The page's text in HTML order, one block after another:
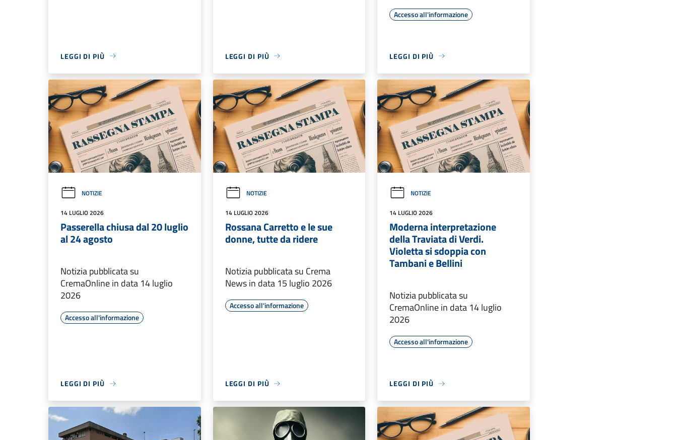
LEGGI DI PIÙ LEGGI DI PIÙ
Accesso all'informazione
LEGGI DI PIÙ
NOTIZIE
14 LUGLIO 2026
Passerella chiusa dal 20 luglio
al 24 agosto
Notizia pubblicata su
CremaOnline in data 14 luglio
2026
Accesso all'informazione
LEGGI DI PIÙ
NOTIZIE
14 LUGLIO 2026
Rossana Carretto e le sue
donne, tutte da ridere
Notizia pubblicata su Crema
News in data 15 luglio 2026
Accesso all'informazione
LEGGI DI PIÙ
NOTIZIE
14 LUGLIO 2026
Moderna interpretazione
della Traviata di Verdi.
Violetta si sdoppia con
Tambani e Bellini
Notizia pubblicata su
CremaOnline in data 14 luglio
2026
Accesso all'informazione
LEGGI DI PIÙ